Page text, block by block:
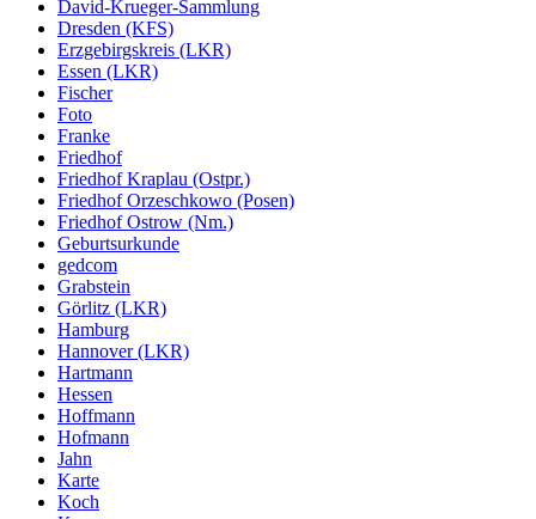
David-Krueger-Sammlung
Dresden (KFS)
Erzgebirgskreis (LKR)
Essen (LKR)
Fischer
Foto
Franke
Friedhof
Friedhof Kraplau (Ostpr.)
Friedhof Orzeschkowo (Posen)
Friedhof Ostrow (Nm.)
Geburtsurkunde
gedcom
Grabstein
Görlitz (LKR)
Hamburg
Hannover (LKR)
Hartmann
Hessen
Hoffmann
Hofmann
Jahn
Karte
Koch